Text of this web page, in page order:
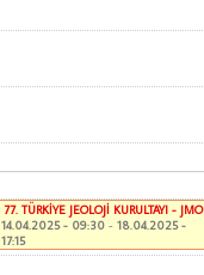
77. TÜRKİYE JEOLOJİ KURULTAYI - JMO
14.04.2025 - 09:30 - 18.04.2025 -
17:15